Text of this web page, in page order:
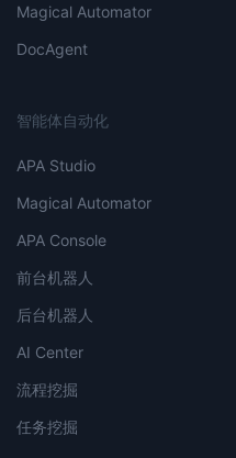
Magical Automator
DocAgent
智能体自动化
APA Studio
Magical Automator
APA Console
前台机器人
后台机器人
AI Center
流程挖掘
任务挖掘